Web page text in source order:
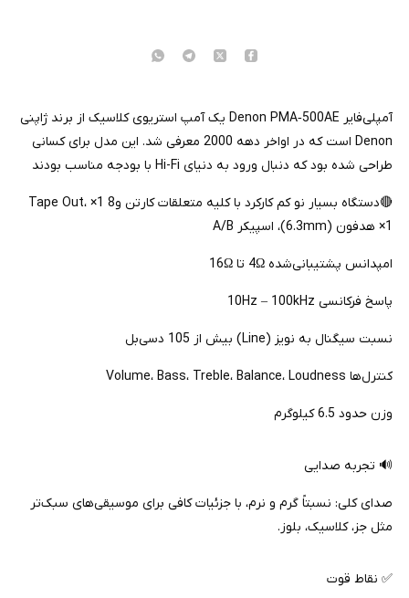
آمپلی‌فایر Denon PMA‑500AE یک آمپ استریوی کلاسیک از برند ژاپنی
Denon است که در اواخر دهه 2000 معرفی شد. این مدل برای کسانی
طراحی شده بود که دنبال ورود به دنیای Hi-Fi با بودجه مناسب بودند
🔴دستگاه بسیار نو کم کارکرد با کلیه متعلقات کارتن و8
1× Tape Out،
1× هدفون (6.3mm)، اسپیکر A/B
امپدانس پشتیبانی‌شده 4Ω تا 16Ω
پاسخ فرکانسی 10Hz – 100kHz
نسبت سیگنال به نویز (Line) بیش از 105 دسی‌بل
کنترل‌ها Volume، Bass، Treble، Balance، Loudness
وزن حدود 6.5 کیلوگرم
🔊 تجربه صدایی
صدای کلی: نسبتاً گرم و نرم، با جزئیات کافی برای موسیقی‌های سبک‌تر
مثل جز، کلاسیک، بلوز.
✅ نقاط قوت